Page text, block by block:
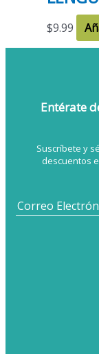
$9.99
Entérate
Suscríbete y
descuentos